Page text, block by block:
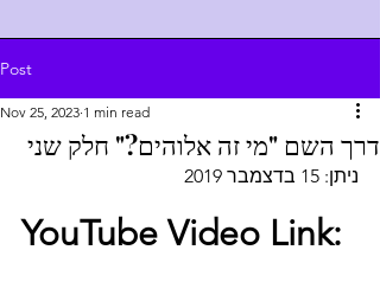
Post
דרך השם "מי זה אלוהים?" חלק שני
Nov 25, 2023 1 min read
ניתן: 15 בדצמבר 2019
YouTube Video Link: